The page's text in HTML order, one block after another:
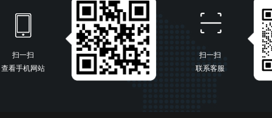
扫一扫
查看手机网站
扫一扫
联系客服